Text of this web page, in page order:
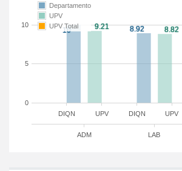
DIQN DIQN
UPV UPV
ADM LAB
0
5
10
Departamento
UPV
UPV Total